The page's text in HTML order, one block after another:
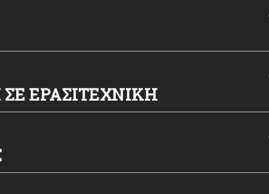
ΕΡΑΣΙΤΕΧΝΙΚΗ